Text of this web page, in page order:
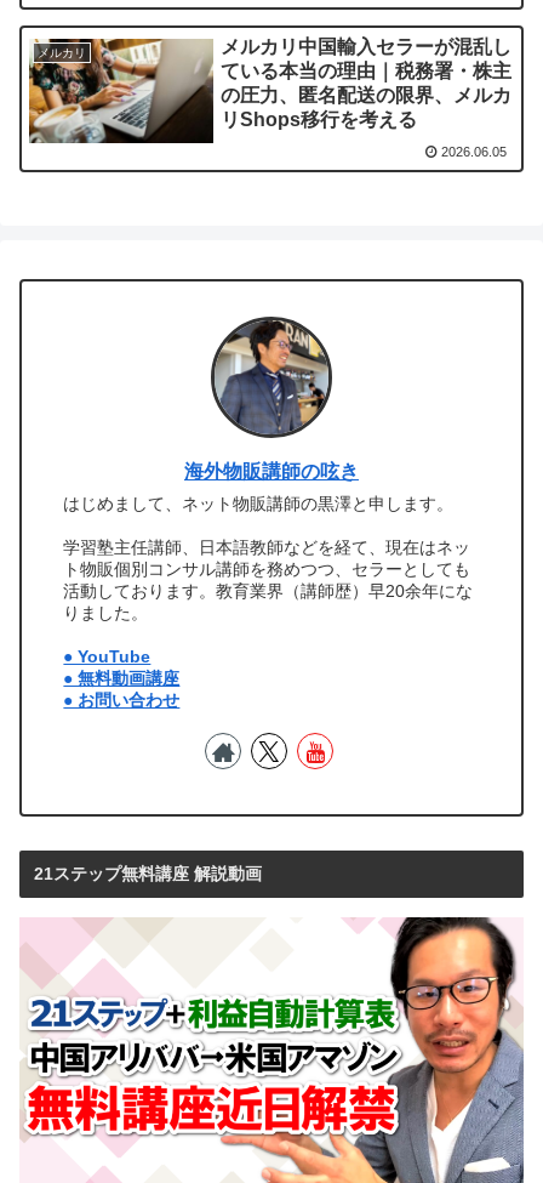
メルカリ
メルカリ中国輸入セラーが混乱し
ている本当の理由｜税務署・株主
の圧力、匿名配送の限界、メルカ
リShops移行を考える
2026.06.05
海外物販講師の呟き
はじめまして、ネット物販講師の黒澤と申します。
学習塾主任講師、日本語教師などを経て、現在はネッ
ト物販個別コンサル講師を務めつつ、セラーとしても
活動しております。教育業界（講師歴）早20余年にな
りました。
● YouTube
● 無料動画講座
● お問い合わせ
21ステップ無料講座 解説動画